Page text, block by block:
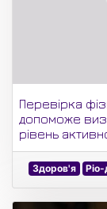
Перевірка
допоможе
рівень
Здоров'я